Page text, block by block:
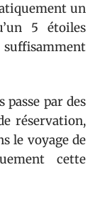
un
5 étoiles
passe par des
réservation,
le voyage de
cette